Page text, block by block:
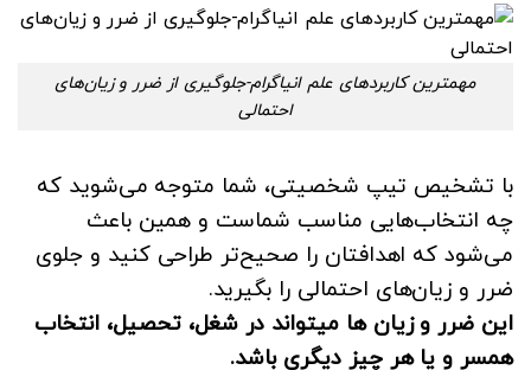
مهمترین کاربردهای علم انیاگرام-جلوگیری از ضرر و زیان‌های
احتمالی
با تشخیص تیپ شخصیتی، شما متوجه می‌شوید که
چه انتخاب‌هایی مناسب شماست و همین باعث
می‌شود که اهدافتان را صحیح‌تر طراحی کنید و جلوی
ضرر و زیان‌های احتمالی را بگیرید.
این ضرر و زیان ها میتواند در شغل، تحصیل، انتخاب
همسر و یا هر چیز دیگری باشد.